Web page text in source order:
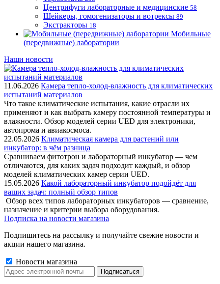
Центрифуги лабораторные и медицинские 58
Шейкеры, гомогенизаторы и вотрексы 89
Экстракторы 18
Мобильные
(передвижные) лаборатории
Наши новости
11.06.2026 Камера тепло-холод-влажность для климатических
испытаний материалов
Что такое климатические испытания, какие отрасли их
применяют и как выбрать камеру постоянной температуры и
влажности. Обзор моделей серии UED для электроники,
автопрома и авиакосмоса.
22.05.2026 Климатическая камера для растений или
инкубатор: в чём разница
Сравниваем фитотрон и лабораторный инкубатор — чем
отличаются, для каких задач подходит каждый, и обзор
моделей климатических камер серии UED.
15.05.2026 Какой лабораторный инкубатор подойдёт для
ваших задач: полный обзор типов
Обзор всех типов лабораторных инкубаторов — сравнение,
назначение и критерии выбора оборудования.
Подписка на новости магазина
Подпишитесь на рассылку и получайте свежие новости и
акции нашего магазина.
Новости магазина